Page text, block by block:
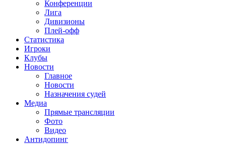
Конференции
Лига
Дивизионы
Плей-офф
Статистика
Игроки
Клубы
Новости
Главное
Новости
Назначения судей
Медиа
Прямые трансляции
Фото
Видео
Антидопинг